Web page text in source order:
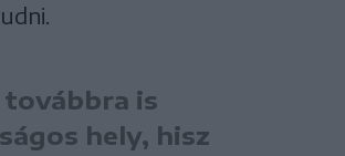
továbbra is
hely, hisz